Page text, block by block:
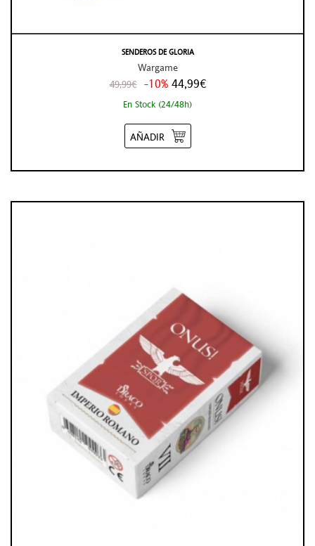
SENDEROS DE GLORIA
Wargame
49,99€ -10% 44,99€
En Stock (24/48h)
AÑADIR